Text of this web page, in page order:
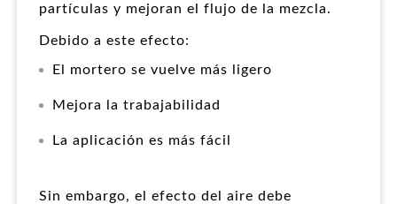
partículas y mejoran el flujo de la mezcla.
Debido a este efecto:
El mortero se vuelve más ligero
Mejora la trabajabilidad
La aplicación es más fácil
Sin embargo, el efecto del aire debe